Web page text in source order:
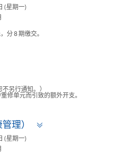
(星期一)
分 8 期缴交。
另行通知。）
修单元而引致的额外开支。
理）
(星期一)